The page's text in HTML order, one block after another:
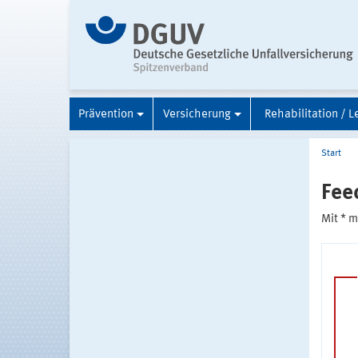
Prävention Versicherung Rehabilitation /
Start
Mit *